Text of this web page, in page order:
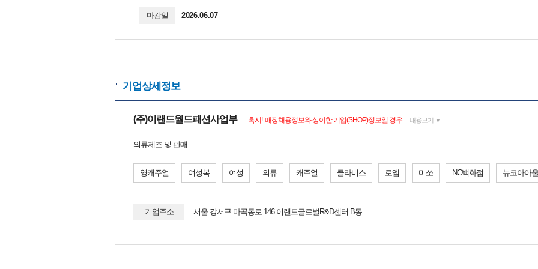
마감일 2026.06.07
기업상세정보
(주)이랜드월드패션사업부 혹시! 매장채용정보와 상이한 기업(SHOP)정보일 경우 내용보기 ▼
의류제조 및 판매
영캐주얼 여성복 여성 의류 캐주얼 클라비스 로엠 미쏘 NC백화점 뉴코아아
기업주소 서울 강서구 마곡동로 146 이랜드글로벌R&D센터 B동